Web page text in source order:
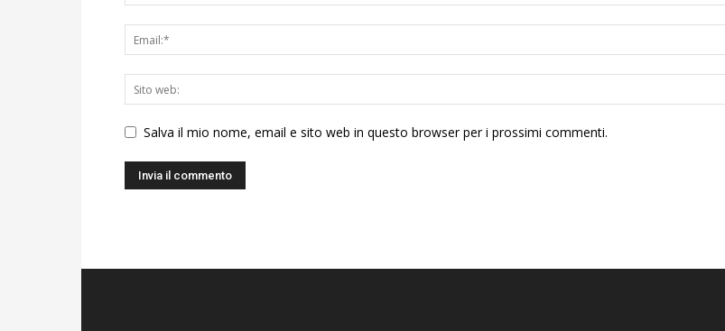
Salva il mio nome, email e sito web in questo browser per i prossimi commenti.